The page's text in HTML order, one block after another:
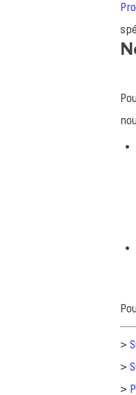
>
>
>